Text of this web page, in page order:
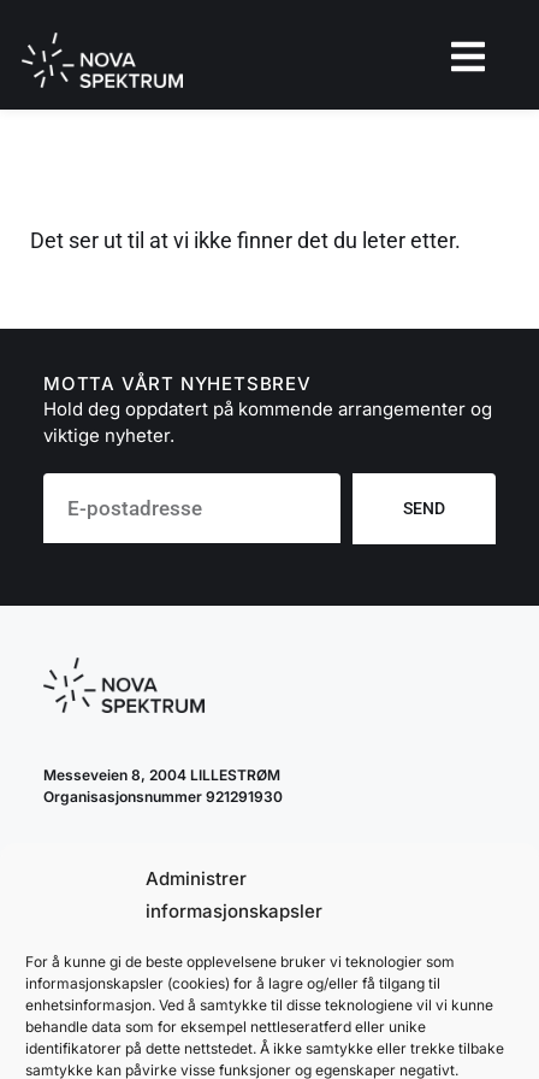
Administrer
informasjonskapsler
For å kunne gi de beste opplevelsene bruker vi teknologier som
informasjonskapsler (cookies) for å lagre og/eller få tilgang til
enhetsinformasjon. Ved å samtykke til disse teknologiene vil vi kunne
behandle data som for eksempel nettleseratferd eller unike
identifikatorer på dette nettstedet. Å ikke samtykke eller trekke tilbake
samtykke kan påvirke visse funksjoner og egenskaper negativt.
Det ser ut til at vi ikke finner det du leter etter.
MOTTA VÅRT NYHETSBREV
Hold deg oppdatert på kommende arrangementer og
viktige nyheter.
SEND
Messeveien 8, 2004 LILLESTRØM
Organisasjonsnummer 921291930
cookie policy
personvernerklæring